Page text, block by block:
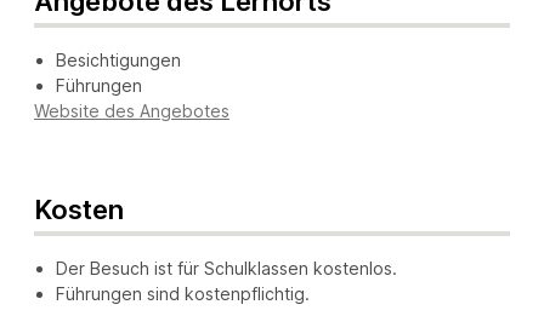
Besichtigungen
Führungen
Website des Angebotes
Kosten
Der Besuch ist für Schulklassen kostenlos.
Führungen sind kostenpflichtig.